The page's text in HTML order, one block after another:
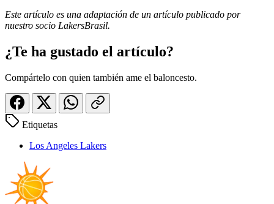
Este artículo es una adaptación de un artículo publicado por
nuestro socio LakersBrasil.
¿Te ha gustado el artículo?
Compártelo con quien también ame el baloncesto.
Etiquetas
Los Angeles Lakers